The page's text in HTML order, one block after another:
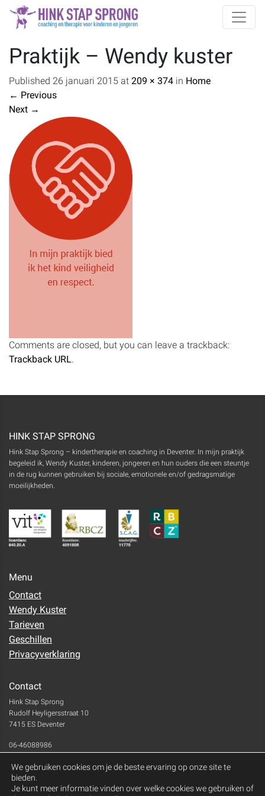
Praktijk – Wendy kuster
Published 26 januari 2015 at 209 × 374 in Home
← Previous
Next →
Comments are closed, but you can leave a trackback:
Trackback URL.
HINK STAP SPRONG
Hink Stap Sprong – kindertherapie en coaching in Deventer. In mijn praktijk
begeleid ik, Wendy Kuster, kinderen, jongeren en hun ouders die een steuntje
in de rug kunnen gebruiken bij sociale, emotionele en/of gedragsmatige
moeilijkheden.
Menu
Contact
Wendy Kuster
Tarieven
Geschillen
Privacyverklaring
Contact
Hink Stap Sprong
Rudolf Heyligersstraat 10
7415 ES Deventer
06-46088986
We gebruiken cookies om je de beste ervaring op onze site te
bieden.
Je kunt meer informatie vinden over welke cookies we gebruiken of